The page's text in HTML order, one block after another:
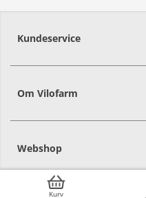
Kurv
Kundeservice
Om Vilofarm
Webshop